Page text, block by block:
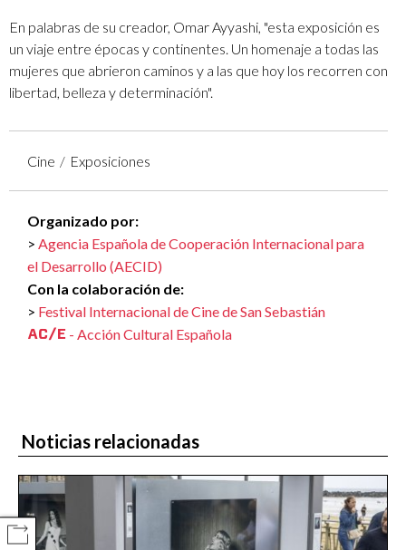
COMPARTIR
En palabras de su creador, Omar Ayyashi, "esta exposición es
un viaje entre épocas y continentes. Un homenaje a todas las
mujeres que abrieron caminos y a las que hoy los recorren con
libertad, belleza y determinación".
Cine Exposiciones
Organizado por:
Agencia Española de Cooperación Internacional para
el Desarrollo (AECID)
Con la colaboración de:
Festival Internacional de Cine de San Sebastián
- Acción Cultural Española
Noticias relacionadas